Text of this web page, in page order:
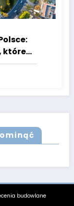
które
budowlane